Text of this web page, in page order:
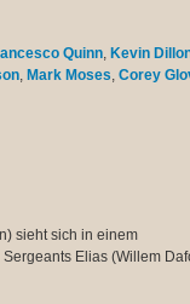
Quinn, Kevin
, Mark Moses, Corey
sieht sich in einem
Elias (Willem